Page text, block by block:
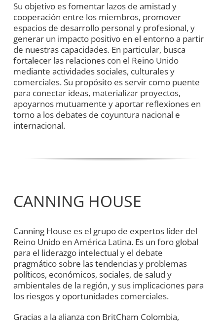
Su objetivo es fomentar lazos de amistad y
cooperación entre los miembros, promover
espacios de desarrollo personal y profesional, y
generar un impacto positivo en el entorno a partir
de nuestras capacidades. En particular, busca
fortalecer las relaciones con el Reino Unido
mediante actividades sociales, culturales y
comerciales. Su propósito es servir como puente
para conectar ideas, materializar proyectos,
apoyarnos mutuamente y aportar reflexiones en
torno a los debates de coyuntura nacional e
internacional.
CANNING HOUSE
Canning House es el grupo de expertos líder del
Reino Unido en América Latina. Es un foro global
para el liderazgo intelectual y el debate
pragmático sobre las tendencias y problemas
políticos, económicos, sociales, de salud y
ambientales de la región, y sus implicaciones para
los riesgos y oportunidades comerciales.
Gracias a la alianza con BritCham Colombia,